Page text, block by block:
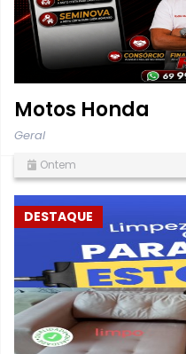
Motos Honda
Geral
Ontem
DESTAQUE